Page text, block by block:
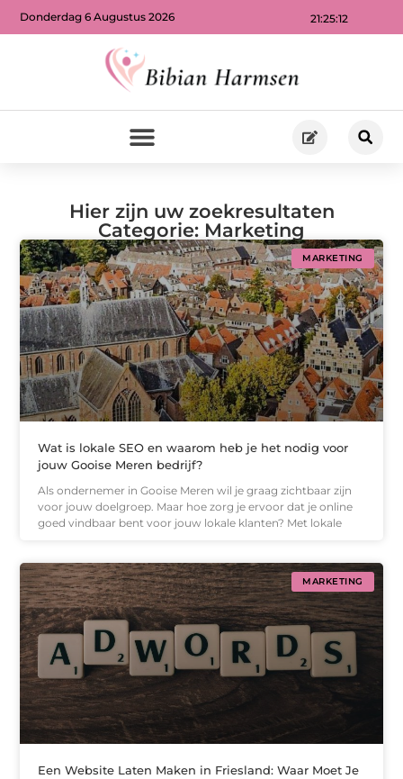
21:25:12
Donderdag 6 Augustus 2026
Hier zijn uw zoekresultaten
Categorie: Marketing
MARKETING
Wat is lokale SEO en waarom heb je het nodig voor
jouw Gooise Meren bedrijf?
Als ondernemer in Gooise Meren wil je graag zichtbaar zijn
voor jouw doelgroep. Maar hoe zorg je ervoor dat je online
goed vindbaar bent voor jouw lokale klanten? Met lokale
MARKETING
Een Website Laten Maken in Friesland: Waar Moet Je